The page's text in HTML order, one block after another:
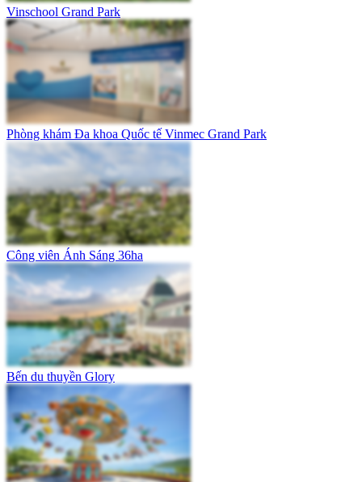
Vinschool Grand Park
Phòng khám Đa khoa Quốc tế Vinmec Grand Park
Công viên Ánh Sáng 36ha
Bến du thuyền Glory